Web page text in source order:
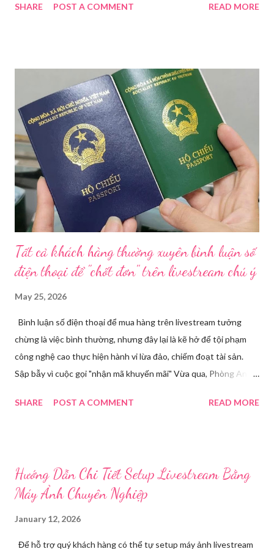
Hoài Nam đã ký ban hành Kế hoạch số 4316/KH-SYT về việc
trạng kinh doanh mỹ phẩm thật - giả lẫn lộn. Để chấn chỉnh, Sở Y
tế TP HCM sẽ phối hợp với các sở, ngành và chính quyền địa
phương tăng cường kiểm tra, giám sát. Đợt này, Phòng Nghiệp
vụ Dược sẽ tham mưu Giám đốc Sở Y tế thành lập Tổ công tác
về mỹ phẩm. Cơ quan Cảnh sát điều tra Công an TP HCM vừa
triệt phá đường dây sản xuất, buôn bán mỹ phẩm giả quy mô
lớn, hoạt động tinh vi ngay giữa khu dân cư ở phường Tân Tạo.
Bên cạnh đó, Sở Y tế sẽ công khai danh ...
SHARE POST A COMMENT READ MORE
Tất cả khách hàng thường xuyên bình luận số
điện thoại để "chốt đơn" trên livestream chú ý
May 25, 2026
Bình luận số điện thoại để mua hàng trên livestream tưởng
chừng là việc bình thường, nhưng đây lại là kẽ hở để tội phạm
công nghệ cao thực hiện hành vi lừa đảo, chiếm đoạt tài sản.
Sập bẫy vì cuộc gọi "nhận mã khuyến mãi" Vừa qua, Phòng An
Công an tỉnh Bắc Ninh đã tiếp nhận đơn trình báo của chị
cá nhân tại phần bình luận, để đặt hàng. Chỉ một thời gian ngắn
sau, chị nhận được cuộc gọi từ một người tự xưng là chủ shop,
mới nhất Để "xác nhận phần quà", đối tượng yêu cầu chị T cung
SHARE POST A COMMENT READ MORE
Hướng Dẫn Chi Tiết Setup Livestream Bằng
Máy Ảnh Chuyên Nghiệp
January 12, 2026
Để hỗ trợ quý khách hàng có thể tự setup máy ảnh livestream